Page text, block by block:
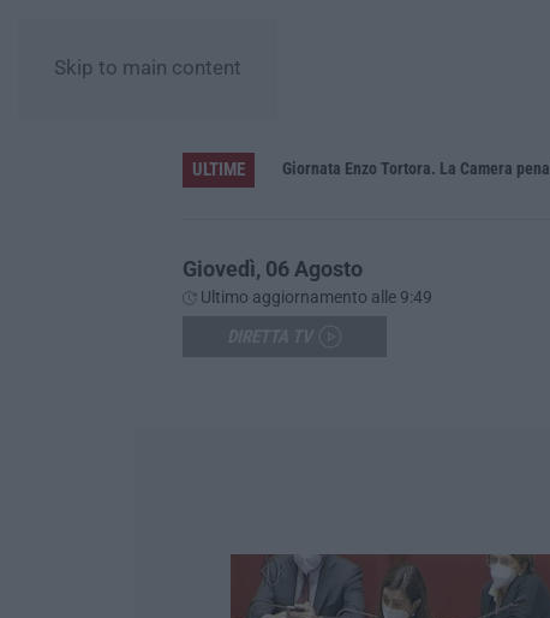
Skip to main content
ULTIME
anni per la strage di Cutro
Giovedì, 06 Agosto
Ultimo aggiornamento alle 9:49